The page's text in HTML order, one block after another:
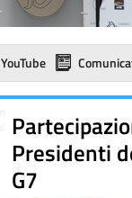
YouTube
Presidenti
G7